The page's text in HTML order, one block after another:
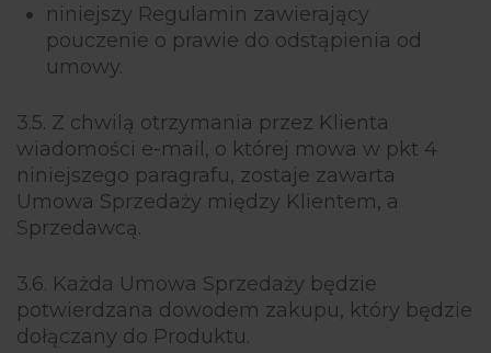
niniejszy Regulamin zawierający
pouczenie o prawie do odstąpienia od
umowy.
3.5. Z chwilą otrzymania przez Klienta
wiadomości e-mail, o której mowa w pkt 4
niniejszego paragrafu, zostaje zawarta
Umowa Sprzedaży między Klientem, a
Sprzedawcą.
3.6. Każda Umowa Sprzedaży będzie
potwierdzana dowodem zakupu, który będzie
dołączany do Produktu.